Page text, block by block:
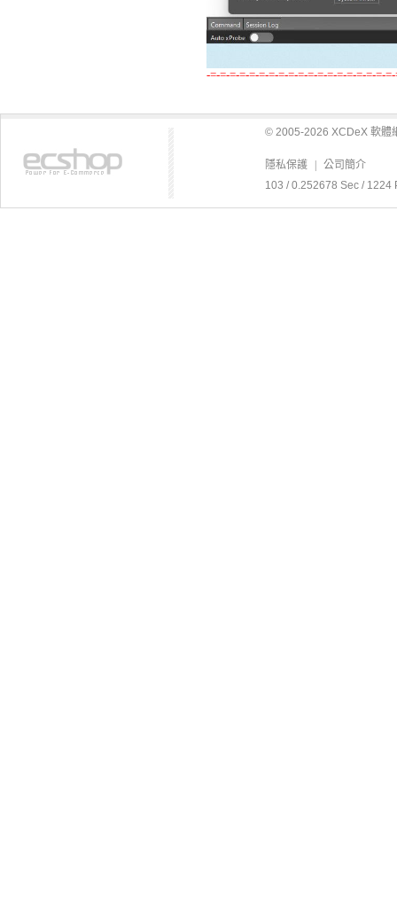
-=-=-=-=-=-=-=-=-=-=-=-=-=-=-=-=-=-=-
© 2005-2026 XCDeX 軟體
隱私保護
公司簡介
103 / 0.252678 Sec / 1224